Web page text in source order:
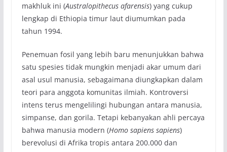
makhluk ini (Australopithecus afarensis) yang cukup
lengkap di Ethiopia timur laut diumumkan pada
tahun 1994.
Penemuan fosil yang lebih baru menunjukkan bahwa
satu spesies tidak mungkin menjadi akar umum dari
asal usul manusia, sebagaimana diungkapkan dalam
teori para anggota komunitas ilmiah. Kontroversi
intens terus mengelilingi hubungan antara manusia,
simpanse, dan gorila. Tetapi kebanyakan ahli percaya
bahwa manusia modern (Homo sapiens sapiens)
berevolusi di Afrika tropis antara 200.000 dan